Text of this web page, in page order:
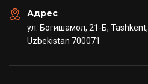
Адрес
ул. Богишамол, 21-Б, Tashkent,
Uzbekistan 700071